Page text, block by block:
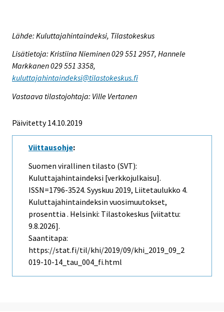
Lähde: Kuluttajahintaindeksi, Tilastokeskus
Lisätietoja: Kristiina Nieminen 029 551 2957, Hannele
Markkanen 029 551 3358,
kuluttajahintaindeksi@tilastokeskus.fi
Vastaava tilastojohtaja: Ville Vertanen
Päivitetty 14.10.2019
Viittausohje:
Suomen virallinen tilasto (SVT):
Kuluttajahintaindeksi [verkkojulkaisu].
ISSN=1796-3524. Syyskuu 2019, Liitetaulukko 4.
Kuluttajahintaindeksin vuosimuutokset,
prosenttia . Helsinki: Tilastokeskus [viitattu:
9.8.2026].
Saantitapa:
https://stat.fi/til/khi/2019/09/khi_2019_09_2
019-10-14_tau_004_fi.html